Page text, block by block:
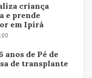
criança
e prende
em Ipirá
anos de Pé de
de transplante